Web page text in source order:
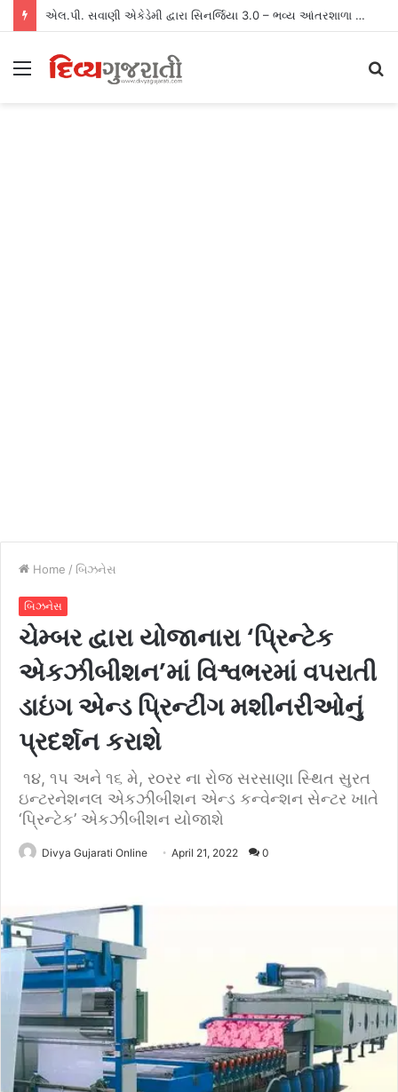
એલ.પી. સવાણી એકેડેમી દ્વારા સિનર્જિયા 3.0 – ભવ્ય આંતરશાળા રમતોત્સવનું આયોજન
Menu
Home / બિઝનેસ
બિઝનેસ
ચેમ્બર દ્વારા યોજાનારા ‘પ્રિન્ટેક
એકઝીબીશન’માં વિશ્વભરમાં વપરાતી
ડાઇંગ એન્ડ પ્રિન્ટીંગ મશીનરીઓનું
પ્રદર્શન કરાશે
૧૪, ૧પ અને ૧૬ મે, ર૦રર ના રોજ સરસાણા સ્થિત સુરત
ઇન્ટરનેશનલ એકઝીબીશન એન્ડ કન્વેન્શન સેન્ટર ખાતે
‘પ્રિન્ટેક’ એકઝીબીશન યોજાશે
Divya Gujarati Online April 21, 2022 0